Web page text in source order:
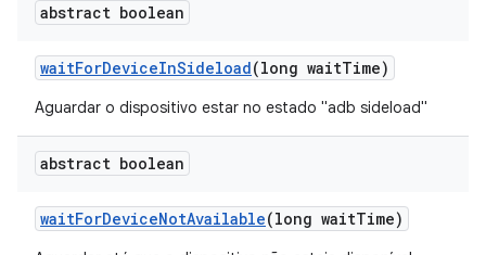
abstract boolean
waitForDeviceInSideload(long waitTime)
Aguardar o dispositivo estar no estado "adb sideload"
abstract boolean
waitForDeviceNotAvailable(long waitTime)